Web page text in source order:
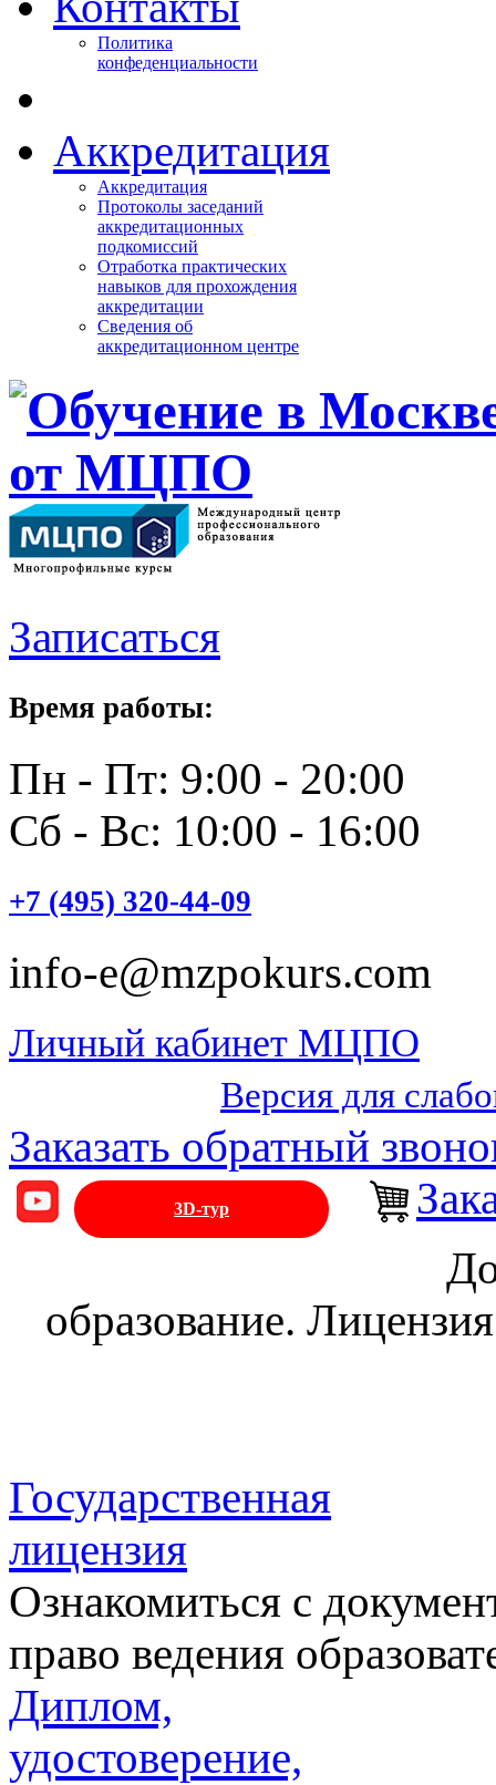
Политика
конфеденциальности
Аккредитация
Аккредитация
Протоколы заседаний
аккредитационных
подкомиссий
Отработка практических
навыков для прохождения
аккредитации
Сведения об
аккредитационном центре
Записаться
Время работы:
Пн - Пт: 9:00 - 20:00
Сб - Вс: 10:00 - 16:00
+7 (495) 320-44-09
info-e@mzpokurs.com
Личный кабинет МЦПО
Версия для
Заказать обратный
3D-тур
образование.
Государственная
лицензия
Ознакомиться с
право ведения
Диплом,
удостоверение,